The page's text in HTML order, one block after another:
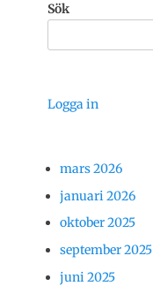
Sök
Logga in
mars 2026
januari 2026
oktober 2025
september 2025
juni 2025